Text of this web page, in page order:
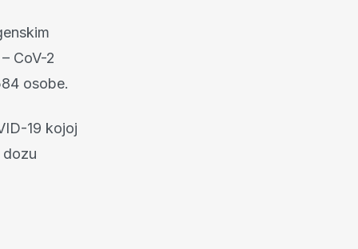
CoV-2
osobe.
19 kojoj
dozu